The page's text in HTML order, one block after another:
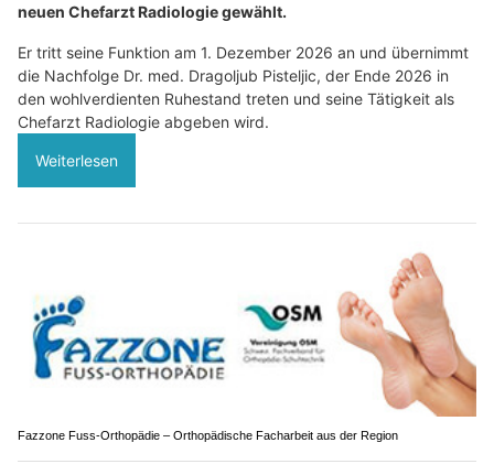
neuen Chefarzt Radiologie gewählt.
Er tritt seine Funktion am 1. Dezember 2026 an und übernimmt
die Nachfolge Dr. med. Dragoljub Pisteljic, der Ende 2026 in
den wohlverdienten Ruhestand treten und seine Tätigkeit als
Chefarzt Radiologie abgeben wird.
Weiterlesen
Fazzone Fuss-Orthopädie – Orthopädische Facharbeit aus der Region